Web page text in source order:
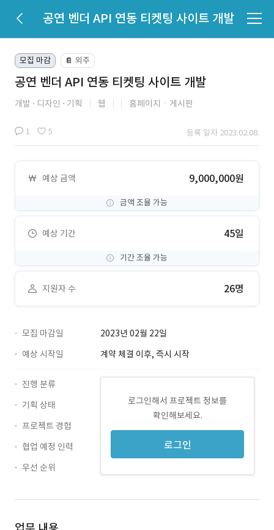
공연 벤더 API 연동 티켓팅 사이트 개발
모집 마감 📔 외주
공연 벤더 API 연동 티켓팅 사이트 개발
개발 디자인 기획 웹 홈페이지ㆍ게시판
1 5 등록 일자 2023.02.08.
예상 금액 9,000,000원
금액 조율 가능
예상 기간 45일
기간 조율 가능
지원자 수 26명
모집 마감일
2023년 02월 22일
예상 시작일
계약 체결 이후, 즉시 시작
로그인해서 프로젝트 정보를
확인해보세요.
로그인
진행 분류
기획 상태
프로젝트 경험
협업 예정 인력
우선 순위